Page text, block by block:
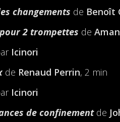
changements de Benoît
2 trompettes de
Icinori
de Renaud Perrin, 2 min
Icinori
de confinementde